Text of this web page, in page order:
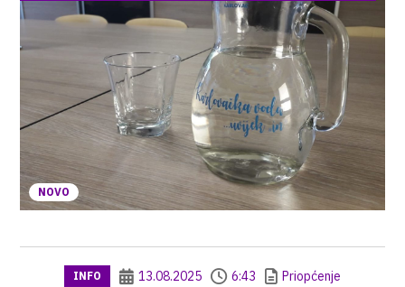
NOVO
INFO 13.08.2025 6:43
Priopćenje